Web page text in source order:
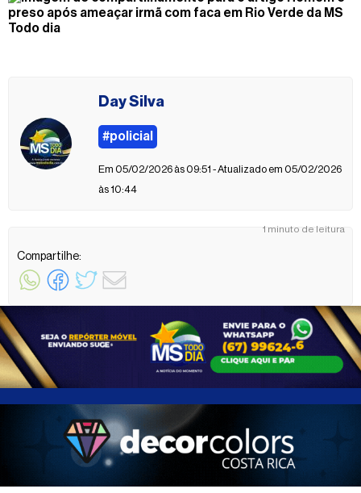
1 minuto de leitura
Day Silva
#policial
Em 05/02/2026 às 09:51 - Atualizado em 05/02/2026
às 10:44
Compartilhe: